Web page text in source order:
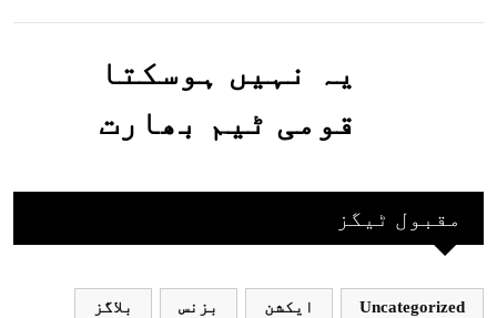
جاسکتا ہے؟جانیے
یہ نہیں ہوسکتا
قومی ٹیم بھارت
بھارتی ٹیم پاکستانمقبول ٹیگز
Uncategorized ایکشن بزنس بلاگز